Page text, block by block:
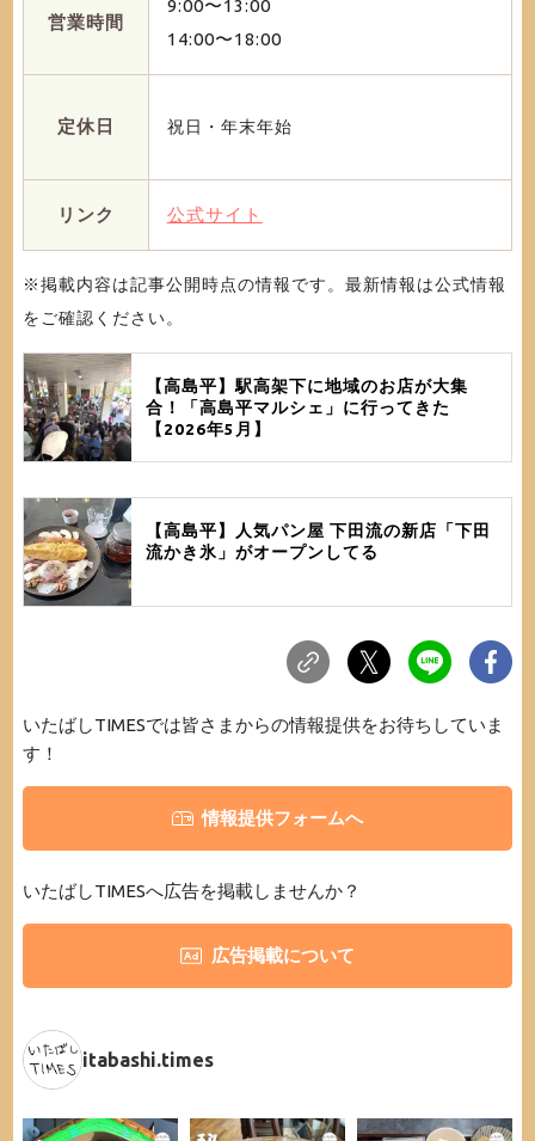
営業時間
9:00〜13:00
14:00〜18:00
定休日 祝日・年末年始
リンク 公式サイト
※掲載内容は記事公開時点の情報です。最新情報は公式情報
をご確認ください。
【高島平】駅高架下に地域のお店が大集
合！「高島平マルシェ」に行ってきた
【2026年5月】
【高島平】人気パン屋 下田流の新店「下田
流かき氷」がオープンしてる
いたばしTIMESでは皆さまからの情報提供をお待ちしていま
す！
情報提供フォームへ
いたばしTIMESへ広告を掲載しませんか？
広告掲載について
itabashi.times